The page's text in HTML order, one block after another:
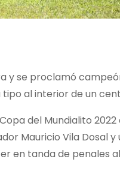
y se proclamó
tipo al interior de un
del Mundialito
Mauricio Vila Dosal y
en tanda de penales